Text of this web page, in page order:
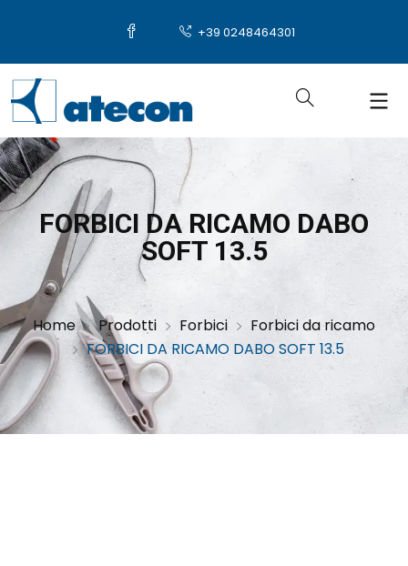
+39 0248464301
FORBICI DA RICAMO DABO
SOFT 13.5
Home Prodotti Forbici
Forbici da ricamo
FORBICI DA RICAMO DABO SOFT 13.5